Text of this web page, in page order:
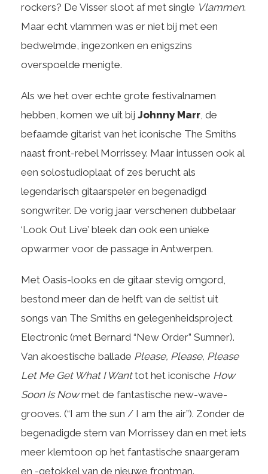
rockers? De Visser sloot af met single Vlammen.
Maar echt vlammen was er niet bij met een
bedwelmde, ingezonken en enigszins
overspoelde menigte.
Als we het over echte grote festivalnamen
hebben, komen we uit bij Johnny Marr , de
befaamde gitarist van het iconische The Smiths
naast front-rebel Morrissey. Maar intussen ook al
een solostudioplaat of zes berucht als
legendarisch gitaarspeler en begenadigd
songwriter. De vorig jaar verschenen dubbelaar
‘Look Out Live’ bleek dan ook een unieke
opwarmer voor de passage in Antwerpen.
Met Oasis-looks en de gitaar stevig omgord,
bestond meer dan de helft van de seltist uit
songs van The Smiths en gelegenheidsproject
Electronic (met Bernard “New Order” Sumner).
Van akoestische ballade Please, Please, Please
Let Me Get What I Wanttot het iconische How
Soon Is Nowmet de fantastische new-wave-
grooves. (“I am the sun / I am the air”). Zonder de
begenadigde stem van Morrissey dan en met iets
meer klemtoon op het fantastische snaargeram
en -getokkel van de nieuwe frontman.